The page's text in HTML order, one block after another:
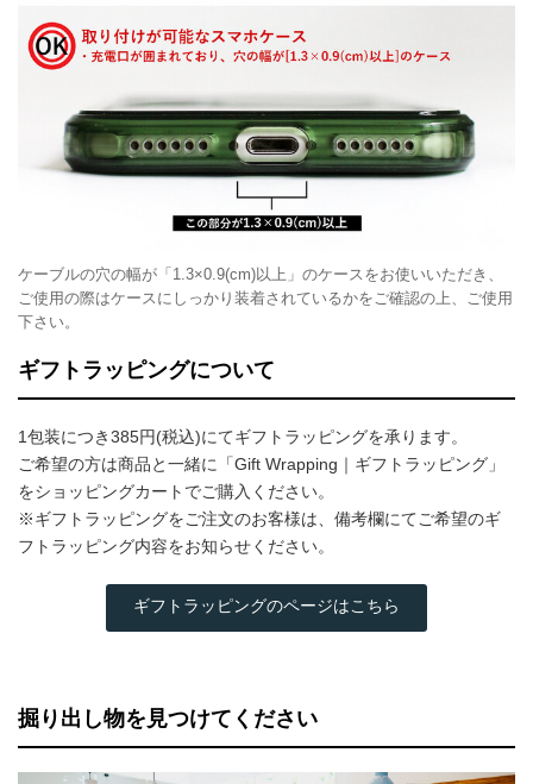
ケーブルの穴の幅が「1.3×0.9(cm)以上」のケースをお使いいただき、
ご使用の際はケースにしっかり装着されているかをご確認の上、ご使用
下さい。
ギフトラッピングについて
1包装につき385円(税込)にてギフトラッピングを承ります。
ご希望の方は商品と一緒に「Gift Wrapping｜ギフトラッピング」
をショッピングカートでご購入ください。
※ギフトラッピングをご注文のお客様は、備考欄にてご希望のギ
フトラッピング内容をお知らせください。
ギフトラッピングのページはこちら
掘り出し物を見つけてください